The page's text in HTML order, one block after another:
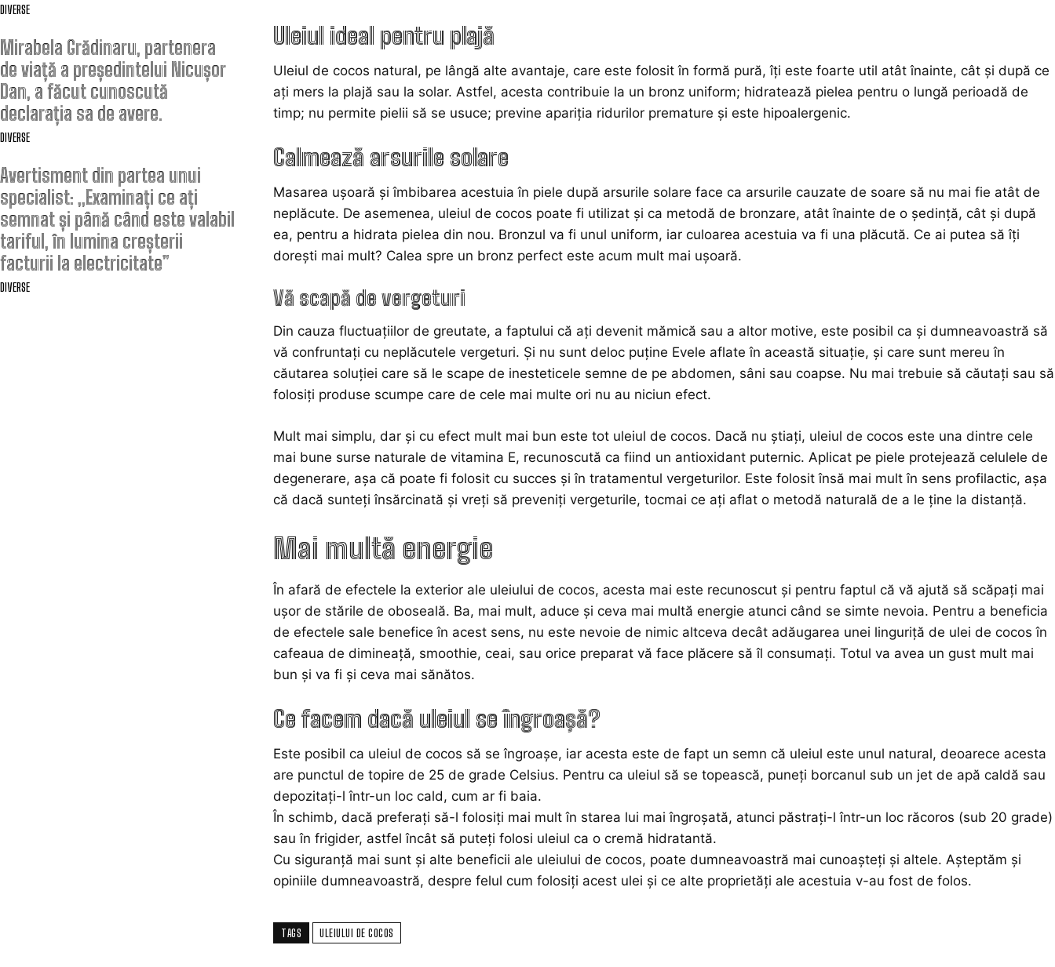
DIVERSE
Mirabela Grădinaru, partenera
de viață a președintelui Nicușor
Dan, a făcut cunoscută
declarația sa de avere.
DIVERSE
Avertisment din partea unui
specialist: „Examinați ce ați
semnat și până când este valabil
tariful, în lumina creșterii
facturii la electricitate”
DIVERSE
Uleiul ideal pentru plajă
Uleiul de cocos natural, pe lângă alte avantaje, care este folosit în formă pură, îți este foarte util atât înainte, cât și după ce
ați mers la plajă sau la solar. Astfel, acesta contribuie la un bronz uniform; hidratează pielea pentru o lungă perioadă de
timp; nu permite pielii să se usuce; previne apariţia ridurilor premature și este hipoalergenic.
Calmează arsurile solare
Masarea uşoară şi îmbibarea acestuia în piele după arsurile solare face ca arsurile cauzate de soare să nu mai fie atât de
neplăcute. De asemenea, uleiul de cocos poate fi utilizat și ca metodă de bronzare, atât înainte de o ședință, cât și după
ea, pentru a hidrata pielea din nou. Bronzul va fi unul uniform, iar culoarea acestuia va fi una plăcută. Ce ai putea să îți
dorești mai mult? Calea spre un bronz perfect este acum mult mai ușoară.
Vă scapă de vergeturi
Din cauza fluctuațiilor de greutate, a faptului că ați devenit mămică sau a altor motive, este posibil ca și dumneavoastră să
vă confruntați cu neplăcutele vergeturi. Și nu sunt deloc puține Evele aflate în această situație, și care sunt mereu în
căutarea soluției care să le scape de inesteticele semne de pe abdomen, sâni sau coapse. Nu mai trebuie să căutați sau să
folosiți produse scumpe care de cele mai multe ori nu au niciun efect.
Mult mai simplu, dar și cu efect mult mai bun este tot uleiul de cocos. Dacă nu știați, uleiul de cocos este una dintre cele
mai bune surse naturale de vitamina E, recunoscută ca fiind un antioxidant puternic. Aplicat pe piele protejează celulele de
degenerare, așa că poate fi folosit cu succes și în tratamentul vergeturilor. Este folosit însă mai mult în sens profilactic, așa
că dacă sunteți însărcinată și vreți să preveniți vergeturile, tocmai ce ați aflat o metodă naturală de a le ține la distanță.
Mai multă energie
În afară de efectele la exterior ale uleiului de cocos, acesta mai este recunoscut și pentru faptul că vă ajută să scăpați mai
ușor de stările de oboseală. Ba, mai mult, aduce și ceva mai multă energie atunci când se simte nevoia. Pentru a beneficia
de efectele sale benefice în acest sens, nu este nevoie de nimic altceva decât adăugarea unei linguriță de ulei de cocos în
cafeaua de dimineață, smoothie, ceai, sau orice preparat vă face plăcere să îl consumați. Totul va avea un gust mult mai
bun și va fi și ceva mai sănătos.
Ce facem dacă uleiul se îngroaşă?
Este posibil ca uleiul de cocos să se îngroașe, iar acesta este de fapt un semn că uleiul este unul natural, deoarece acesta
are punctul de topire de 25 de grade Celsius. Pentru ca uleiul să se topească, puneți borcanul sub un jet de apă caldă sau
depozitați-l într-un loc cald, cum ar fi baia.
În schimb, dacă preferați să-l folosiți mai mult în starea lui mai îngroșată, atunci păstrați-l într-un loc răcoros (sub 20 grade)
sau în frigider, astfel încât să puteți folosi uleiul ca o cremă hidratantă.
Cu siguranță mai sunt și alte beneficii ale uleiului de cocos, poate dumneavoastră mai cunoașteți și altele. Așteptăm și
opiniile dumneavoastră, despre felul cum folosiți acest ulei și ce alte proprietăți ale acestuia v-au fost de folos.
TAGS ULEIULUI DE COCOS